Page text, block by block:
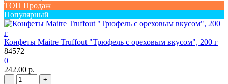
ТОП Продаж
Популярный
Конфеты Maitre Truffout "Трюфель с ореховым вкусом", 200 г
84572
0
242.00 р.
- +